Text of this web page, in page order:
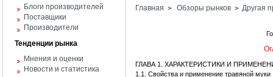
Блоги производителей
Поставщики
Производители
Тенденции рынка
Мнения и оценки
Новости и статистика
Главная > Обзоры рынков > Другая
ГЛАВА 1. ХАРАКТЕРИСТИКИ И
1.1. Свойства и применение травяной муки